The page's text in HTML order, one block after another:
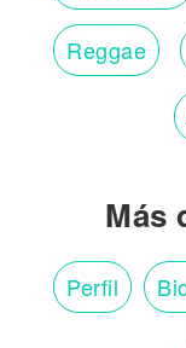
Reggae
Más
Perfil